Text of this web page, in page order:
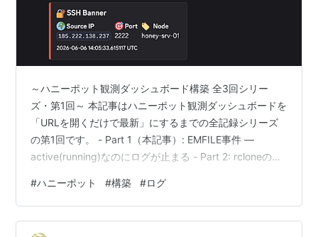
～ハニーポット観測ダッシュボード構築 全3回シリー
ズ・第1回～ 本記事はハニーポット観測ダッシュボードを
「URLを開くだけで最新」にするまでの全記録シリーズ
の第1回です。 - Part 1（本記事）: EMFILE事件 —
active(running)なのにログが止まる - Part 2: rcloneの
Looker Studio でダッシュボード構築 はじめに 6月7日以
降、ログが書かれなくなった事象が発生しました。 基本
的に毎日数千アクセスが来るのに、ぱったりなくなるは
#ハニーポット #構築 #ログ